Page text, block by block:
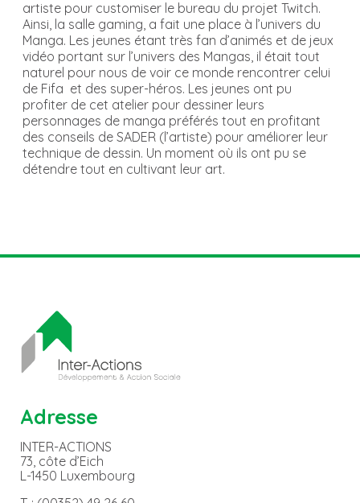
artiste pour customiser le bureau du projet Twitch.
Ainsi, la salle gaming, a fait une place à l’univers du
Manga. Les jeunes étant très fan d’animés et de jeux
vidéo portant sur l’univers des Mangas, il était tout
naturel pour nous de voir ce monde rencontrer celui
de Fifa et des super-héros. Les jeunes ont pu
profiter de cet atelier pour dessiner leurs
personnages de manga préférés tout en profitant
des conseils de SADER (l’artiste) pour améliorer leur
technique de dessin. Un moment où ils ont pu se
détendre tout en cultivant leur art.
Adresse
INTER-ACTIONS
73, côte d’Eich
L-1450 Luxembourg